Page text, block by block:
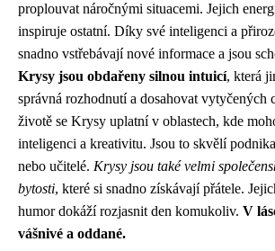
proplouvat náročnými situacemi. Jejich
inspiruje ostatní. Díky své inteligenci a
snadno vstřebávají nové informace a jsou
Krysy jsou obdařeny silnou intuicí, která
správná rozhodnutí a dosahovat vytyčených
životě se Krysy uplatní v oblastech, kde
inteligenci a kreativitu. Jsou to skvělí
nebo učitelé. Krysy jsou také velmi
bytosti, které si snadno získávají přátele.
humor dokáží rozjasnit den komukoliv. V
vášnivé a oddané.